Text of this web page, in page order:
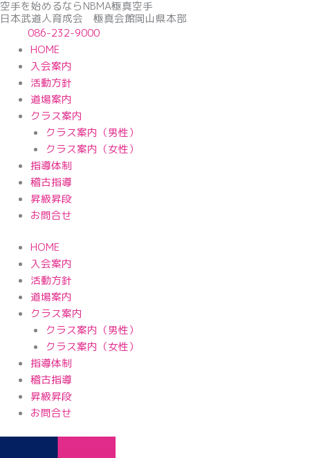
内
容
空手を始めるならNBМA極真空手
日本武道人育成会 極真会館岡山県本部
086-232-9000
HOME
入会案内
活動方針
道場案内
クラス案内
クラス案内（男性）
クラス案内（女性）
指導体制
稽古指導
昇級昇段
お問合せ
HOME
入会案内
活動方針
道場案内
クラス案内
クラス案内（男性）
クラス案内（女性）
指導体制
稽古指導
昇級昇段
お問合せ